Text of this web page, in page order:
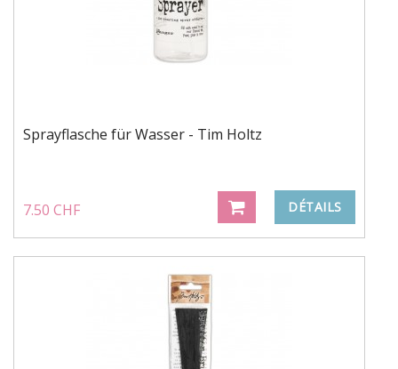
Sprayflasche für Wasser - Tim Holtz
7.50 CHF DÉTAILS